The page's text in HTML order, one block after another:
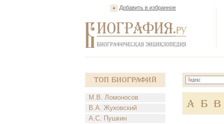
Добавить в избранное
Топ Биографий
М.В. Ломоносов
В.А. Жуковский
А.С. Пушкин
А Б В